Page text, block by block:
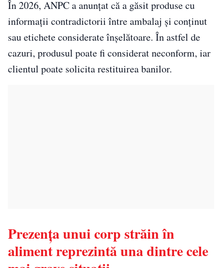
În 2026, ANPC a anunțat că a găsit produse cu
informații contradictorii între ambalaj și conținut
sau etichete considerate înșelătoare. În astfel de
cazuri, produsul poate fi considerat neconform, iar
clientul poate solicita restituirea banilor.
Prezența unui corp străin în
aliment reprezintă una dintre cele